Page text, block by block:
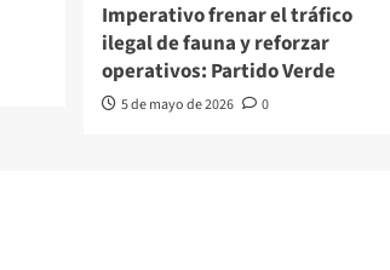
Imperativo frenar el tráfico
ilegal de fauna y reforzar
operativos: Partido Verde
5 de mayo de 2026 0